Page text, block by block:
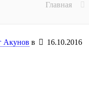
Главная
Акунов в 16.10.2016